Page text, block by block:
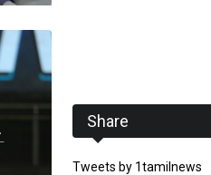
Share
Tweets by 1tamilnews